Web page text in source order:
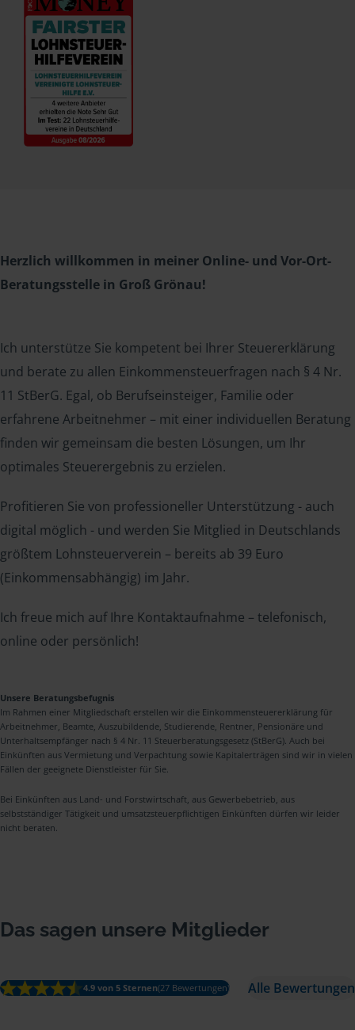
Herzlich willkommen in meiner Online- und Vor-Ort-
Beratungsstelle in Groß Grönau!
Ich unterstütze Sie kompetent bei Ihrer Steuererklärung
und berate zu allen Einkommensteuerfragen nach § 4 Nr.
11 StBerG. Egal, ob Berufseinsteiger, Familie oder
erfahrene Arbeitnehmer – mit einer individuellen Beratung
finden wir gemeinsam die besten Lösungen, um Ihr
optimales Steuerergebnis zu erzielen.
Profitieren Sie von professioneller Unterstützung - auch
digital möglich - und werden Sie Mitglied in Deutschlands
größtem Lohnsteuerverein – bereits ab 39 Euro
(Einkommensabhängig) im Jahr.
Ich freue mich auf Ihre Kontaktaufnahme – telefonisch,
online oder persönlich!
Unsere Beratungsbefugnis
Im Rahmen einer Mitgliedschaft erstellen wir die Einkommensteuererklärung für
Arbeitnehmer, Beamte, Auszubildende, Studierende, Rentner, Pensionäre und
Unterhaltsempfänger nach § 4 Nr. 11 Steuerberatungsgesetz (StBerG). Auch bei
Einkünften aus Vermietung und Verpachtung sowie Kapitalerträgen sind wir in vielen
Fällen der geeignete Dienstleister für Sie.
Bei Einkünften aus Land- und Forstwirtschaft, aus Gewerbebetrieb, aus
selbstständiger Tätigkeit und umsatzsteuerpflichtigen Einkünften dürfen wir leider
nicht beraten.
Das sagen unsere Mitglieder
4.9 von 5 Sternen(27 Bewertungen) Alle Bewertungen